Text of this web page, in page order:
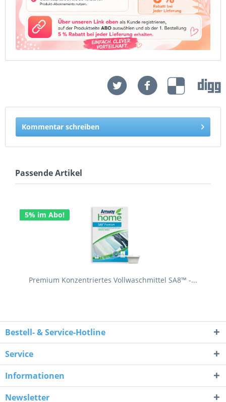
Kommentar schreiben
Passende Artikel
5% im Abo!
Premium Konzentriertes Vollwaschmittel SA8™ -...
Bestell- & Service-Hotline
Service
Informationen
Newsletter